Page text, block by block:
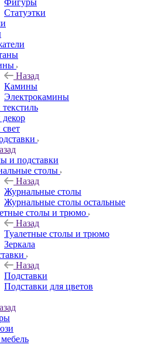
Фигуры
Статуэтки
Назад
Камины
Электрокамины
и подставки
столы
Назад
Журнальные столы
Журнальные столы остальные
столы и трюмо
Назад
Туалетные столы и трюмо
Зеркала
Назад
Подставки
Подставки для цветов